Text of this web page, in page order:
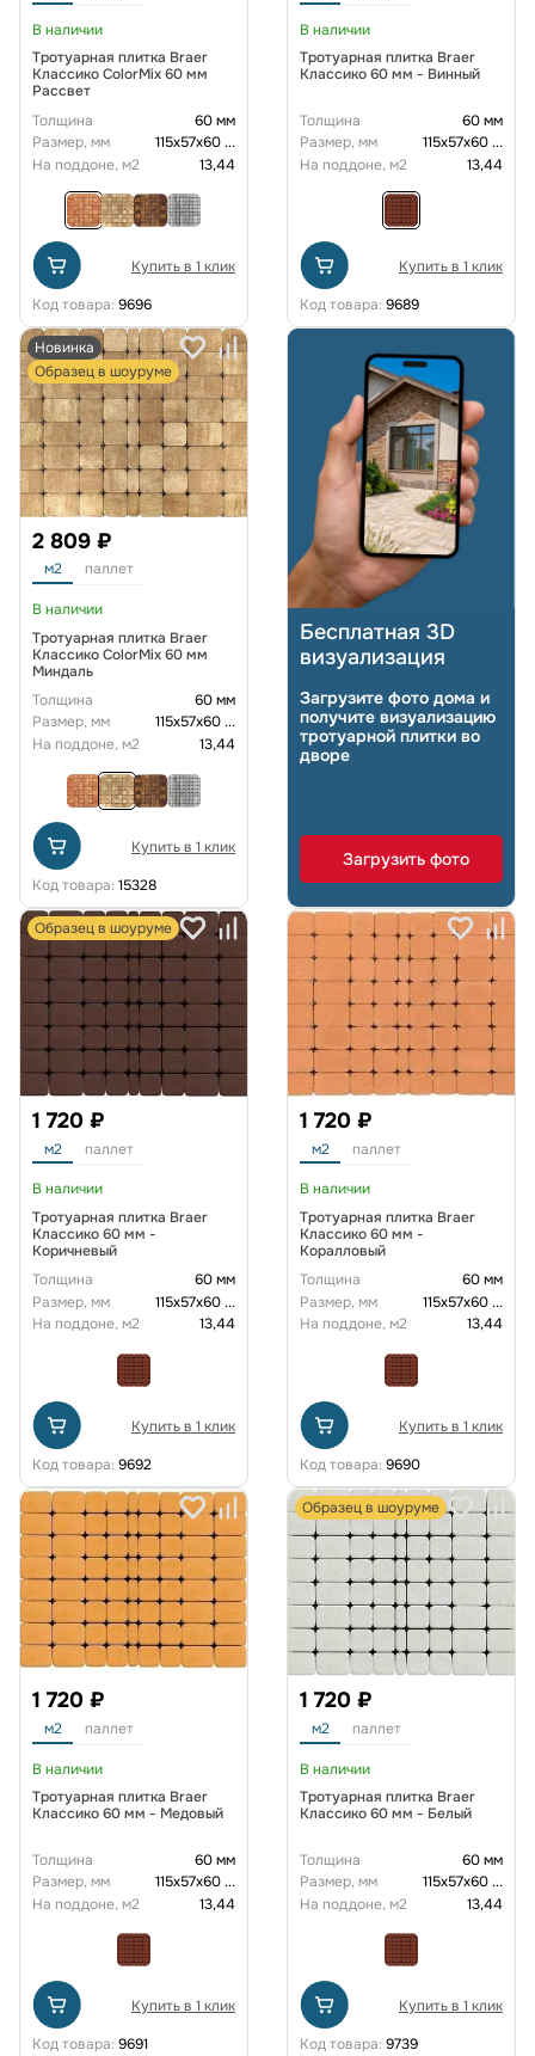
В наличии
Тротуарная плитка Braer
Классико ColorMix 60 мм
Рассвет
Толщина
60 мм
Размер, мм
115х57х60...
На поддоне, м2
13,44
Купить в 1 клик
Код товара: 9696
В наличии
Тротуарная плитка Braer
Классико 60 мм - Винный
Толщина
60 мм
Размер, мм
115х57х60...
На поддоне, м2
13,44
Купить в 1 клик
Код товара: 9689
Новинка
Образец в шоуруме
2 809 ₽
м2 паллет
В наличии
Тротуарная плитка Braer
Классико ColorMix 60 мм
Миндаль
Толщина
60 мм
Размер, мм
115х57х60...
На поддоне, м2
13,44
Купить в 1 клик
Код товара: 15328
Бесплатная 3D
визуализация
Загрузите фото дома и
получите визуализацию
тротуарной плитки во
дворе
Загрузить фото
Образец в шоуруме
1 720 ₽
м2 паллет
В наличии
Тротуарная плитка Braer
Классико 60 мм -
Коричневый
Толщина
60 мм
Размер, мм
115х57х60...
На поддоне, м2
13,44
Купить в 1 клик
Код товара: 9692
1 720 ₽
м2 паллет
В наличии
Тротуарная плитка Braer
Классико 60 мм -
Коралловый
Толщина
60 мм
Размер, мм
115х57х60...
На поддоне, м2
13,44
Купить в 1 клик
Код товара: 9690
1 720 ₽
м2 паллет
В наличии
Тротуарная плитка Braer
Классико 60 мм - Медовый
Толщина
60 мм
Размер, мм
115х57х60...
На поддоне, м2
13,44
Купить в 1 клик
Код товара: 9691
Образец в шоуруме
1 720 ₽
м2 паллет
В наличии
Тротуарная плитка Braer
Классико 60 мм - Белый
Толщина
60 мм
Размер, мм
115х57х60...
На поддоне, м2
13,44
Купить в 1 клик
Код товара: 9739